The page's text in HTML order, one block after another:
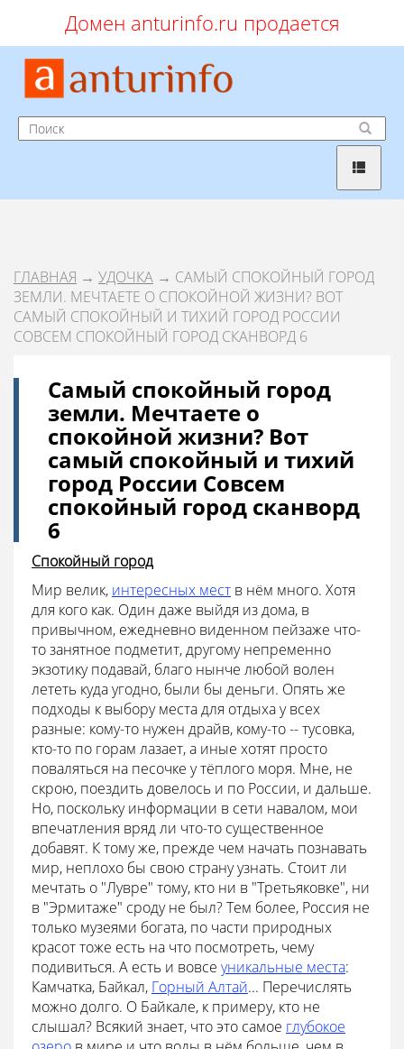
Домен anturinfo.ru продается
ГЛАВНАЯ → УДОЧКА → САМЫЙ СПОКОЙНЫЙ ГОРОД
ЗЕМЛИ. МЕЧТАЕТЕ О СПОКОЙНОЙ ЖИЗНИ? ВОТ
САМЫЙ СПОКОЙНЫЙ И ТИХИЙ ГОРОД РОССИИ
СОВСЕМ СПОКОЙНЫЙ ГОРОД СКАНВОРД 6
Самый спокойный город
земли. Мечтаете о
спокойной жизни? Вот
самый спокойный и тихий
город России Совсем
спокойный город сканворд
6
Спокойный город
Мир велик, интересных мест в нём много. Хотя
для кого как. Один даже выйдя из дома, в
привычном, ежедневно виденном пейзаже что-
то занятное подметит, другому непременно
экзотику подавай, благо нынче любой волен
лететь куда угодно, были бы деньги. Опять же
подходы к выбору места для отдыха у всех
разные: кому-то нужен драйв, кому-то -- тусовка,
кто-то по горам лазает, а иные хотят просто
поваляться на песочке у тёплого моря. Мне, не
скрою, поездить довелось и по России, и дальше.
Но, поскольку информации в сети навалом, мои
впечатления вряд ли что-то существенное
добавят. К тому же, прежде чем начать познавать
мир, неплохо бы свою страну узнать. Стоит ли
мечтать о "Лувре" тому, кто ни в "Третьяковке", ни
в "Эрмитаже" сроду не был? Тем более, Россия не
только музеями богата, по части природных
красот тоже есть на что посмотреть, чему
подивиться. А есть и вовсе уникальные места:
Камчатка, Байкал, Горный Алтай... Перечислять
можно долго. О Байкале, к примеру, кто не
слышал? Всякий знает, что это самое глубокое